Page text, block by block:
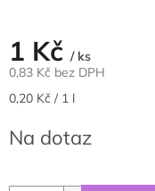
1 Kč / ks
0,83 Kč bez DPH
Měrná
0,20 Kč / 1 l
Na dotaz